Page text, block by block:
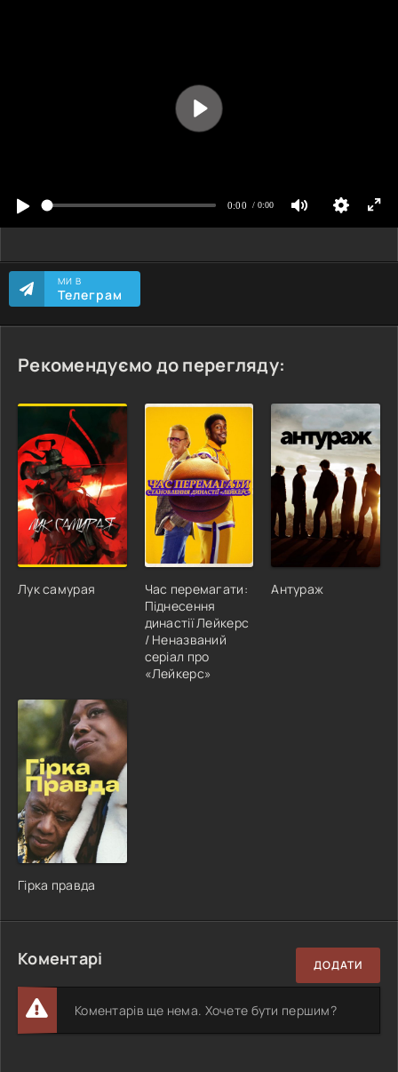
МИ В
Телеграм
Рекомендуємо до перегляду:
Лук самурая
Час перемагати:
Піднесення
династії Лейкерс
/ Неназваний
серіал про
«Лейкерс»
Антураж
Гірка правда
Коментарі ДОДАТИ
Коментарів ще нема. Хочете бути першим?